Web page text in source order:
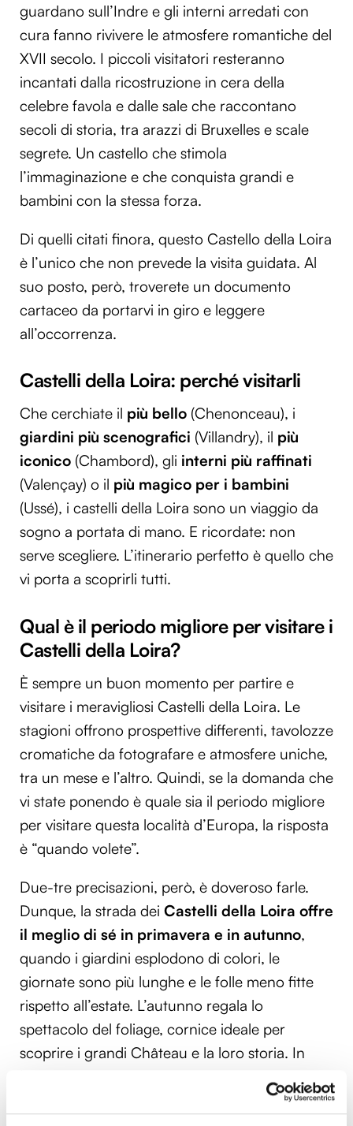
guardano sull’Indre e gli interni arredati con
cura fanno rivivere le atmosfere romantiche del
XVII secolo. I piccoli visitatori resteranno
incantati dalla ricostruzione in cera della
celebre favola e dalle sale che raccontano
secoli di storia, tra arazzi di Bruxelles e scale
segrete. Un castello che stimola
l’immaginazione e che conquista grandi e
bambini con la stessa forza.
Di quelli citati finora, questo Castello della Loira
è l’unico che non prevede la visita guidata. Al
suo posto, però, troverete un documento
cartaceo da portarvi in giro e leggere
all’occorrenza.
Castelli della Loira: perché visitarli
Che cerchiate il più bello (Chenonceau), i
giardini più scenografici (Villandry), il più
iconico (Chambord), gli interni più raffinati
(Valençay) o il più magico per i bambini
(Ussé), i castelli della Loira sono un viaggio da
sogno a portata di mano. E ricordate: non
serve scegliere. L’itinerario perfetto è quello che
vi porta a scoprirli tutti.
Qual è il periodo migliore per visitare i
Castelli della Loira?
È sempre un buon momento per partire e
visitare i meravigliosi Castelli della Loira. Le
stagioni offrono prospettive differenti, tavolozze
cromatiche da fotografare e atmosfere uniche,
tra un mese e l’altro. Quindi, se la domanda che
vi state ponendo è quale sia il periodo migliore
per visitare questa località d’Europa, la risposta
è “quando volete”.
Due-tre precisazioni, però, è doveroso farle.
Dunque, la strada dei Castelli della Loira offre
il meglio di sé in primavera e in autunno,
quando i giardini esplodono di colori, le
giornate sono più lunghe e le folle meno fitte
rispetto all’estate. L’autunno regala lo
spettacolo del foliage, cornice ideale per
scoprire i grandi Château e la loro storia. In
insieme a città e musei della regione: da Tours